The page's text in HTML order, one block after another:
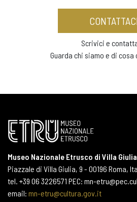
Scrivici e
Guarda chi siamo e di cosa
Museo Nazionale Etrusco di Villa Giulia
Piazzale di Villa Giulia, 9 - 00196 Roma,
tel. +39 06 3226571 PEC: mn-
email: mn-etru@cultura.gov.it